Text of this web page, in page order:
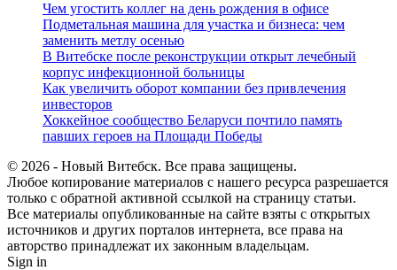
Чем угостить коллег на день рождения в офисе
Подметальная машина для участка и бизнеса: чем
заменить метлу осенью
В Витебске после реконструкции открыт лечебный
корпус инфекционной больницы
Как увеличить оборот компании без привлечения
инвесторов
Хоккейное сообщество Беларуси почтило память
павших героев на Площади Победы
© 2026 - Новый Витебск. Все права защищены.
Любое копирование материалов с нашего ресурса разрешается
только с обратной активной ссылкой на страницу статьи.
Все материалы опубликованные на сайте взяты с открытых
источников и других порталов интернета, все права на
авторство принадлежат их законным владельцам.
Sign in